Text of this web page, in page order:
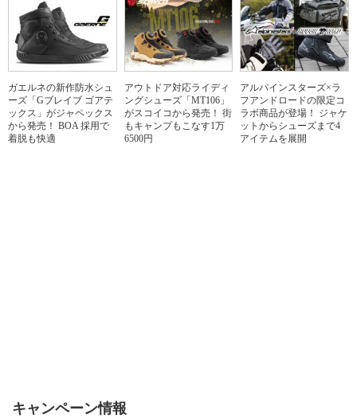
ガエルネの新作防水シュ
ーズ「Gブレイブ ゴアテ
ックス」がジャペックス
から発売！ BOA 採用で
着脱も快適
アウトドア対応ライディ
ングシューズ「MT106」
がスコイコから発売！ 街
もキャンプもこなす1万
6500円
アルパインスターズ×ラ
フアンドロードの限定コ
ラボ商品が登場！ ジャケ
ットからシューズまで4
アイテムを展開
キャンペーン情報